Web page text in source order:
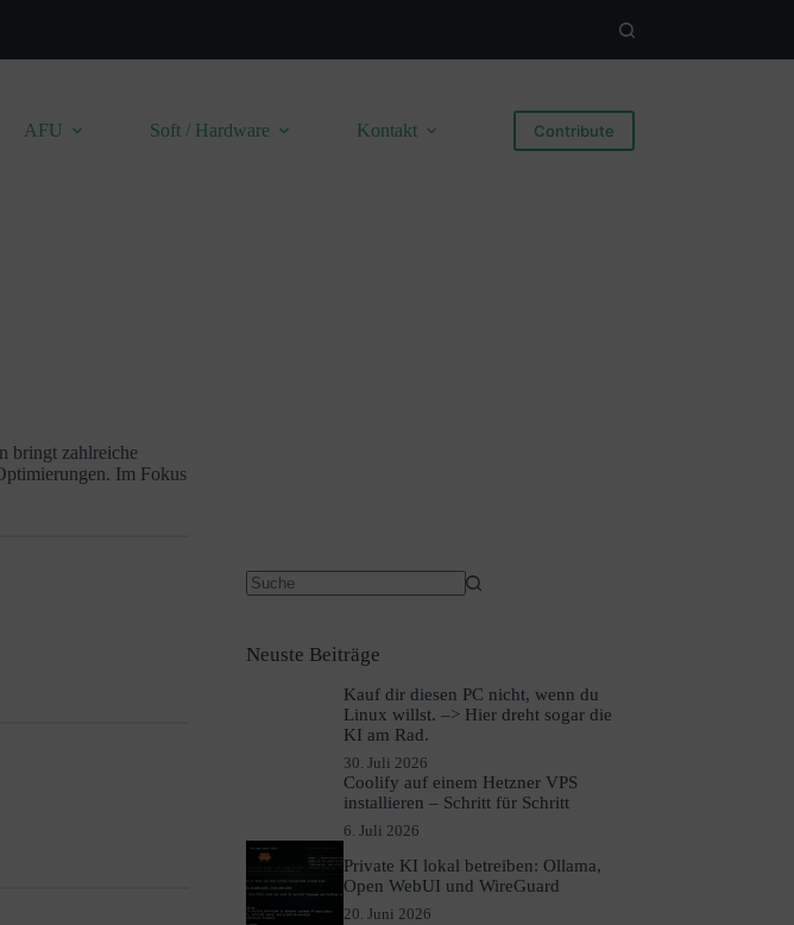
AFU Soft / Hardware Kontakt Contribute
bringt zahlreiche
Im Fokus
Neuste Beiträge
Kauf dir diesen PC nicht, wenn du
Linux willst. –> Hier dreht sogar die
KI am Rad.
30. Juli 2026
Coolify auf einem Hetzner VPS
installieren – Schritt für Schritt
6. Juli 2026
Private KI lokal betreiben: Ollama,
Open WebUI und WireGuard
20. Juni 2026